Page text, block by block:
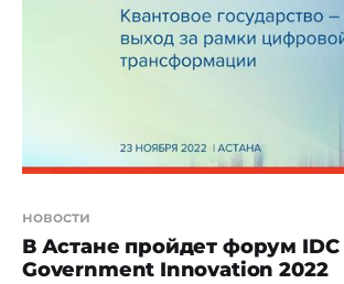
Hotel и собрало более 100
новости
В Астане пройдет форум IDC
Government Innovation 2022